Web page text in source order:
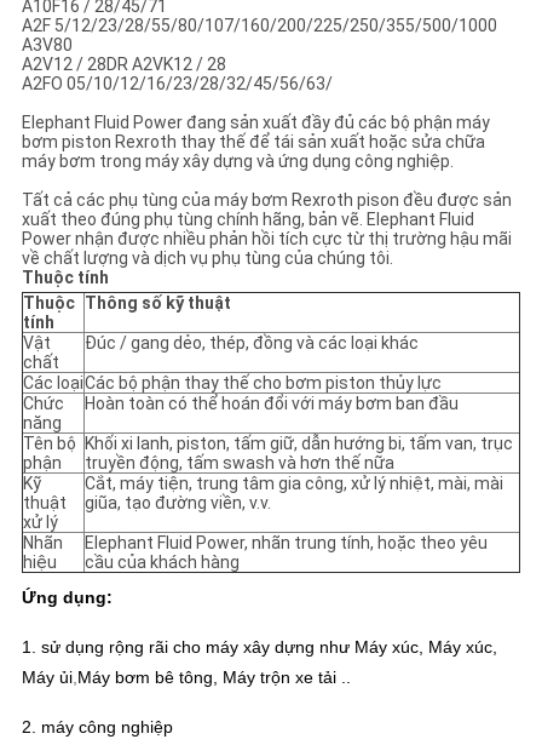
A10F16 / 28/45/71
A2F 5/12/23/28/55/80/107/160/200/225/250/355/500/1000
A3V80
A2V12 / 28DR A2VK12 / 28
A2FO 05/10/12/16/23/28/32/45/56/63/
Elephant Fluid Power đang sản xuất đầy đủ các bộ phận máy
bơm piston Rexroth thay thế để tái sản xuất hoặc sửa chữa
máy bơm trong máy xây dựng và ứng dụng công nghiệp.
Tất cả các phụ tùng của máy bơm Rexroth pison đều được sản
xuất theo đúng phụ tùng chính hãng, bản vẽ. Elephant Fluid
Power nhận được nhiều phản hồi tích cực từ thị trường hậu mãi
về chất lượng và dịch vụ phụ tùng của chúng tôi.
Thuộc tính
Thuộc
tính
Thông số kỹ thuật
Vật
chất
Đúc / gang dẻo, thép, đồng và các loại khác
Các loạiCác bộ phận thay thế cho bơm piston thủy lực
Chức
năng
Hoàn toàn có thể hoán đổi với máy bơm ban đầu
Tên bộ
phận
Khối xi lanh, piston, tấm giữ, dẫn hướng bi, tấm van, trục
truyền động, tấm swash và hơn thế nữa
Kỹ
thuật
xử lý
Cắt, máy tiện, trung tâm gia công, xử lý nhiệt, mài, mài
giũa, tạo đường viền, v.v.
Nhãn
hiệu
Elephant Fluid Power, nhãn trung tính, hoặc theo yêu
cầu của khách hàng
Ứng dụng:
1. sử dụng rộng rãi cho máy xây dựng như Máy xúc, Máy xúc,
Máy ủi,Máy bơm bê tông, Máy trộn xe tải ..
2. máy công nghiệp